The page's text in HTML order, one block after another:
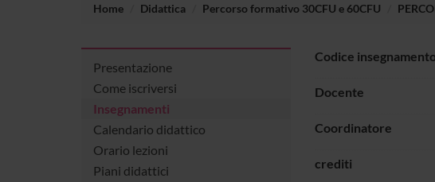
Home Didattica Percorso formativo 30CFU e 60CFU
Presentazione
Come iscriversi
Insegnamenti
Calendario didattico
Orario lezioni
Piani didattici
Codice
Docente
Coordinatore
crediti